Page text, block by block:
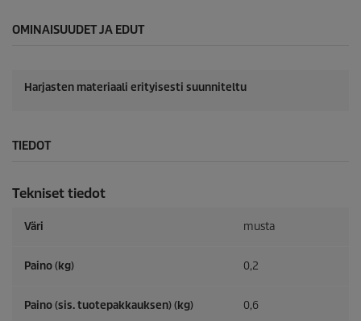
a
OMINAISUUDET JA EDUT
Harjasten materiaali erityisesti suunniteltu
TIEDOT
Tekniset tiedot
Väri musta
Paino (kg) 0,2
Paino (sis. tuotepakkauksen) (kg) 0,6